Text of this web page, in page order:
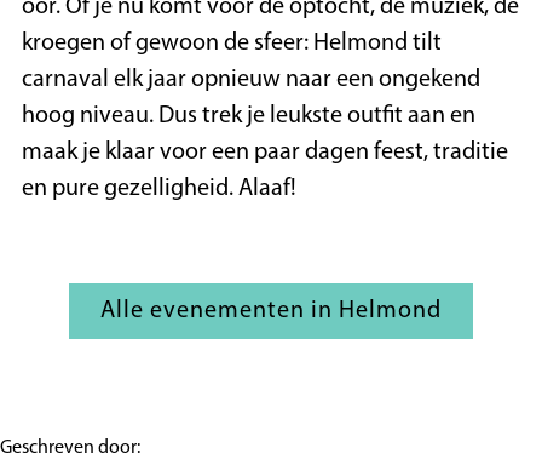
oor. Of je nu komt voor de optocht, de muziek, de
kroegen of gewoon de sfeer: Helmond tilt
carnaval elk jaar opnieuw naar een ongekend
hoog niveau. Dus trek je leukste outfit aan en
maak je klaar voor een paar dagen feest, traditie
en pure gezelligheid. Alaaf!
Alle evenementen in Helmond
Geschreven door: